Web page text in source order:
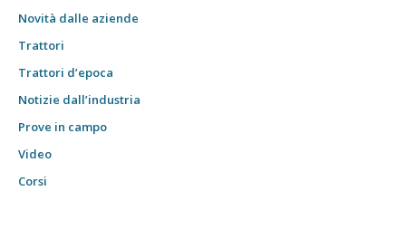
Novità dalle aziende
Trattori
Trattori d’epoca
Notizie dall’industria
Prove in campo
Video
Corsi